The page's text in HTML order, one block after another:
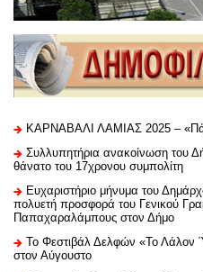
ΚΑΡΝΑΒΑΛΙ ΛΑΜΙΑΣ 2025 –
Συλλυπητήρια ανακοίνωση του
θάνατο του 17χρονου συμπολίτη
Ευχαριστήριo μήνυμα του
πολυετή προσφορά του Γενικού
Παπαχαραλάμπους στον Δήμο
Το Φεστιβάλ Δελφών «Το Λάλον
στον Αύγουστο